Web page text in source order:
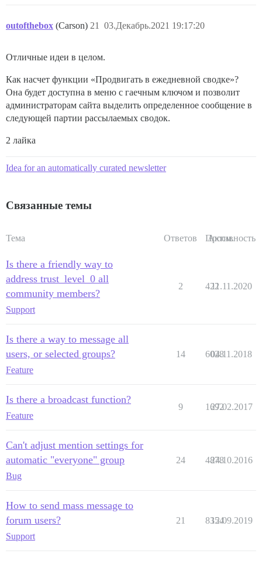
outofthebox (Carson) 03.Декабрь.2021 19:17:20
21
Отличные идеи в целом.
Как насчет функции «Продвигать в ежедневной сводке»?
Она будет доступна в меню с гаечным ключом и позволит
администраторам сайта выделить определенное сообщение в
следующей партии рассылаемых сводок.
2 лайка
Idea for an automatically curated newsletter
Связанные темы
Тема Ответов Просм.
Активность
Is there a friendly way to
address trust_level_0 all
community members?
Support
2 42211.11.2020
Is there a way to message all
users, or selected groups?
Feature
14 6028
04.11.2018
Is there a broadcast function?
Feature
9 1692
27.02.2017
Can't adjust mention settings for
automatic "everyone" group
Bug
24 4878
24.10.2016
How to send mass message to
forum users?
Support
21 8354
12.09.2019